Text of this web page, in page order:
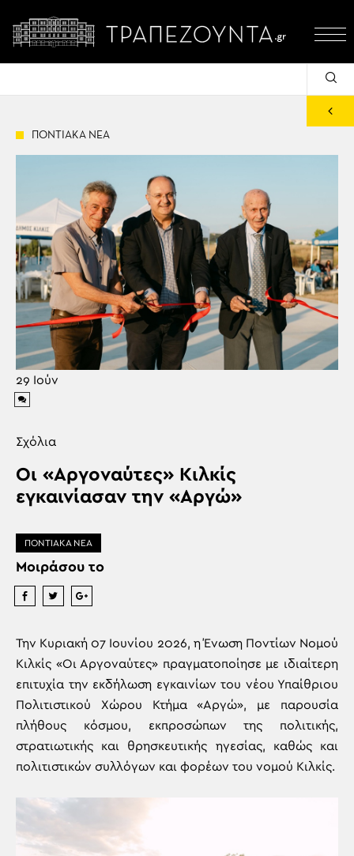
ΠΟΝΤΙΑΚΑ ΝΕΑ
29 Ιούν
Σχόλια
Οι «Αργοναύτες» Κιλκίς
εγκαινίασαν την «Αργώ»
ΠΟΝΤΙΑΚΑ ΝΕΑ
Μοιράσου το
Την Κυριακή 07 Ιουνίου 2026, η Ένωση Ποντίων Νομού
Κιλκίς «Οι Αργοναύτες» πραγματοποίησε με ιδιαίτερη
επιτυχία την εκδήλωση εγκαινίων του νέου Υπαίθριου
Πολιτιστικού Χώρου Κτήμα «Αργώ», με παρουσία
πλήθους κόσμου, εκπροσώπων της πολιτικής,
στρατιωτικής και θρησκευτικής ηγεσίας, καθώς και
πολιτιστικών συλλόγων και φορέων του νομού Κιλκίς.